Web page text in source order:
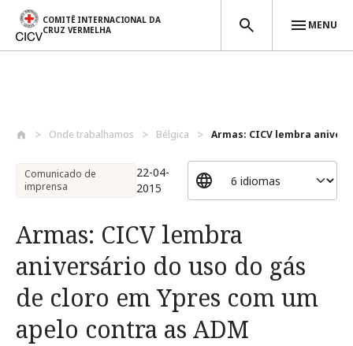
COMITÊ INTERNACIONAL DA
CRUZ VERMELHA
MENU
Onde trabalhamos Bélgica Armas: CICV lembra
Comunicado de
imprensa
22-04-
2015
Armas: CICV lembra
aniversário do uso do gás
de cloro em Ypres com um
apelo contra as ADM